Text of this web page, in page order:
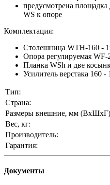
предусмотрена площадка
WS к опоре
Комплектация:
Столешница WTH-160 -
Опора регулируемая WF-
Планка WSh и две
Усилитель верстака 160 -
Тип:
Страна:
Размеры внешние, мм
Вес, кг:
Производитель:
Гарантия:
Документы